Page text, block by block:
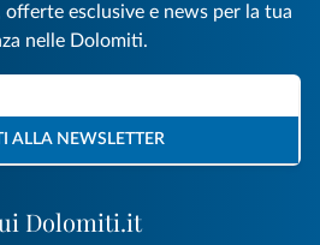
Dolomiti.it
esclusive e news per la tua
nelle Dolomiti.
ALLA NEWSLETTER